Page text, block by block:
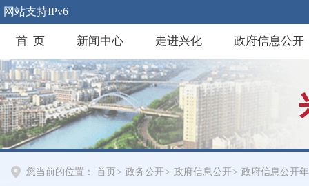
网站支持IPv6
首 页 新闻中心 走进兴化 政府信息公开
您当前的位置： 首页 > 政务公开> 政府信息公开> 政府信息公开